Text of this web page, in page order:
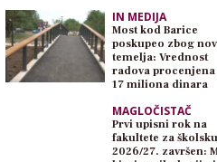
IN MEDIJA
Most kod Barice
poskupeo zbog
temelja: Vrednost
radova procenjena
17 miliona dinara
MAGLOČISTAČ
Prvi upisni rok na
fakultete za školsku
2026/27. završen: